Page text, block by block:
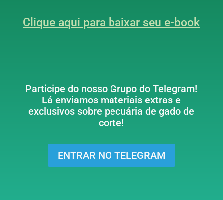
Clique aqui para baixar seu e-book
Participe do nosso Grupo do Telegram!
Lá enviamos materiais extras e
exclusivos sobre pecuária de gado de
corte!
ENTRAR NO TELEGRAM